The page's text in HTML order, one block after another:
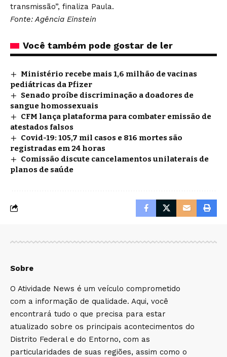
transmissão”, finaliza Paula.
Fonte: Agência Einstein
Você também pode gostar de ler
Ministério recebe mais 1,6 milhão de vacinas
pediátricas da Pfizer
Senado proíbe discriminação a doadores de
sangue homossexuais
CFM lança plataforma para combater emissão de
atestados falsos
Covid-19: 105,7 mil casos e 816 mortes são
registradas em 24 horas
Comissão discute cancelamentos unilaterais de
planos de saúde
Sobre
O Atividade News é um veículo comprometido
com a informação de qualidade. Aqui, você
encontrará tudo o que precisa para estar
atualizado sobre os principais acontecimentos do
Distrito Federal e do Entorno, com as
particularidades de suas regiões, assim como o